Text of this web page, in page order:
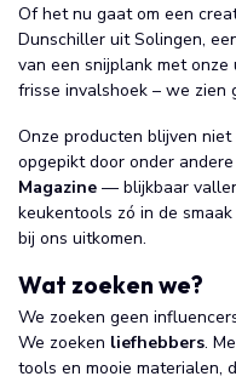
Of het nu gaat om een
Dunschiller uit Solingen,
van een snijplank met
frisse invalshoek – we zien
Onze producten blijven
opgepikt door onder andere
Magazine — blijkbaar
keukentools zó in de
bij ons uitkomen.
Wat zoeken we?
We zoeken geen
We zoeken liefhebbers.
tools en mooie materialen,